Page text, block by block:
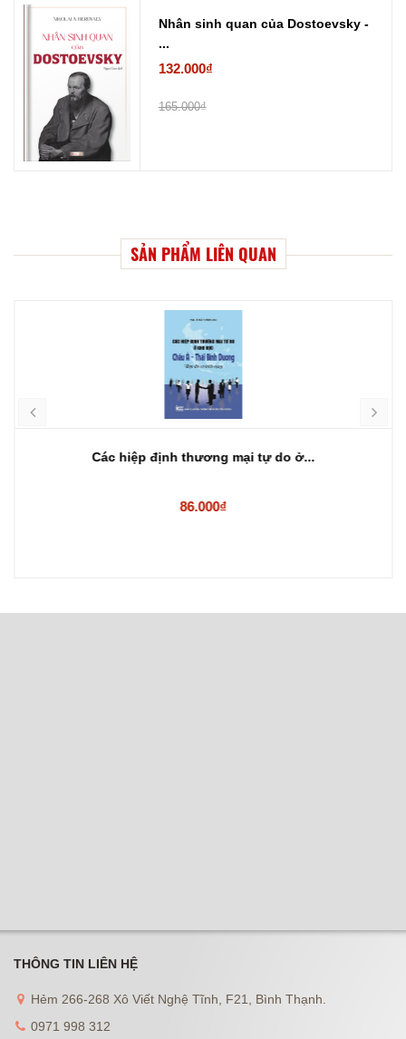
Nhân sinh quan của Dostoevsky -
...
132.000₫
165.000₫
SẢN PHẨM LIÊN QUAN
Các hiệp định thương mại tự do ở...
86.000₫
THÔNG TIN LIÊN HỆ
Hẻm 266-268 Xô Viết Nghệ Tĩnh, F21, Bình Thạnh.
0971 998 312